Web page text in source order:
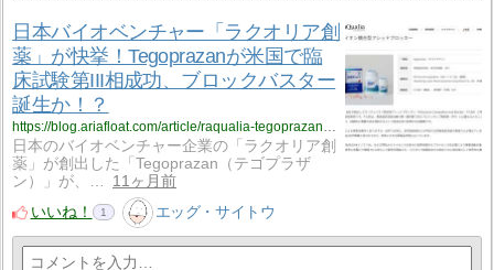
日本バイオベンチャー「ラクオリア創
薬」が快挙！Tegoprazanが米国で臨
床試験第III相成功、ブロックバスター
誕生か！？
日本のバイオベンチャー企業の「ラクオリア創
薬」が創出した「Tegoprazan（テゴプラザ
ン）」が、…
11ヶ月前
いいね！
1 エッグ・サイトウ